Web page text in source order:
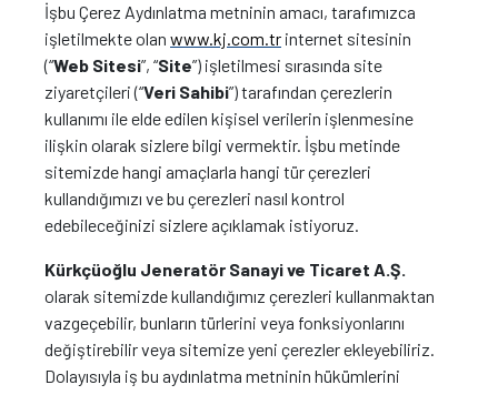
İşbu Çerez Aydınlatma metninin amacı, tarafımızca
işletilmekte olan www.kj.com.tr internet sitesinin
(“Web Sitesi”, “Site”) işletilmesi sırasında site
ziyaretçileri (“Veri Sahibi”) tarafından çerezlerin
kullanımı ile elde edilen kişisel verilerin işlenmesine
ilişkin olarak sizlere bilgi vermektir. İşbu metinde
sitemizde hangi amaçlarla hangi tür çerezleri
kullandığımızı ve bu çerezleri nasıl kontrol
edebileceğinizi sizlere açıklamak istiyoruz.
Kürkçüoğlu Jeneratör Sanayi ve Ticaret A.Ş.
olarak sitemizde kullandığımız çerezleri kullanmaktan
vazgeçebilir, bunların türlerini veya fonksiyonlarını
değiştirebilir veya sitemize yeni çerezler ekleyebiliriz.
Dolayısıyla iş bu aydınlatma metninin hükümlerini